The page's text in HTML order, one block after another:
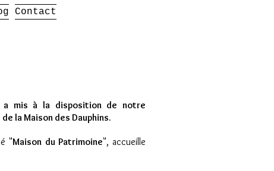
Contact
mis à la disposition de notre
la Maison des Dauphins.
"Maison du Patrimoine", accueille